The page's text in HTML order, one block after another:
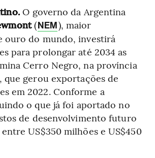
O governo da Argentina
(NEM), maior
ouro do mundo, investirá
para prolongar até 2034 as
Cerro Negro, na província
que gerou exportações de
em 2022. Conforme a
o que já foi aportado no
de desenvolvimento futuro
US$350 milhões e US$450